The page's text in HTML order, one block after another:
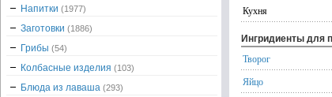
Кухня
Ингридиенты для
Творог
Яйцо
Напитки (1977)
Заготовки (1886)
Грибы (54)
Колбасные изделия (103)
Блюда из лаваша (293)